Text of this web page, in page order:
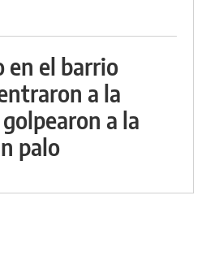
en el barrio
a la
a la
palo